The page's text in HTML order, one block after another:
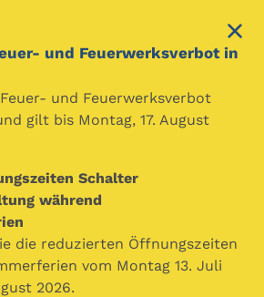
und Feuerwerksverbot in
und Feuerwerksverbot
gilt bis Montag, 17. August
Schalter
während
die reduzierten Öffnungszeiten
vom Montag 13. Juli
2026.
14:00 Uhr bis Mittwoch,
C.F. Meyer-Haus und Park·
Ferdinand Meyer-Haus